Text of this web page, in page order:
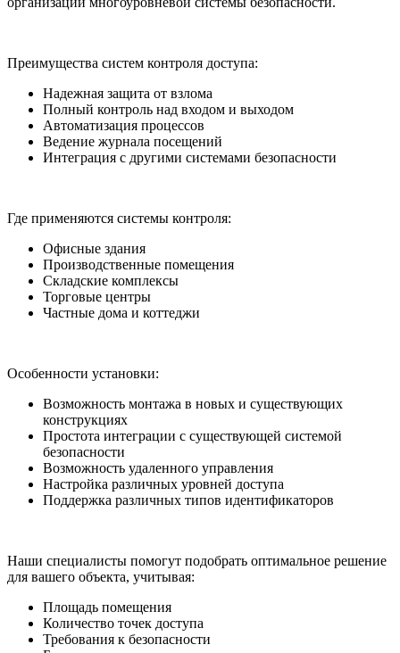
Преимущества систем контроля доступа:
Надежная защита от взлома
Полный контроль над входом и выходом
Автоматизация процессов
Ведение журнала посещений
Интеграция с другими системами безопасности
Где применяются системы контроля:
Офисные здания
Производственные помещения
Складские комплексы
Торговые центры
Частные дома и коттеджи
Особенности установки:
Возможность монтажа в новых и существующих
конструкциях
Простота интеграции с существующей системой
безопасности
Возможность удаленного управления
Настройка различных уровней доступа
Поддержка различных типов идентификаторов
Наши специалисты помогут подобрать оптимальное решение
для вашего объекта, учитывая:
Площадь помещения
Количество точек доступа
Требования к безопасности